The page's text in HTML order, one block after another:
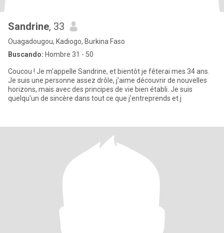
Sandrine, 33
Ouagadougou, Kadiogo, Burkina Faso
Buscando: Hombre 31 - 50
Coucou ! Je m'appelle Sandrine, et bientôt je fêterai mes 34 ans.
Je suis une personne assez drôle, j'aime découvrir de nouvelles
horizons, mais avec des principes de vie bien établi. Je suis
quelqu'un de sincère dans tout ce que j'entreprends et j